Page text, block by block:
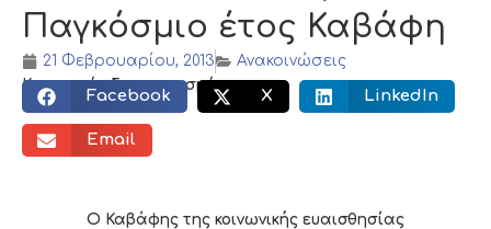
Παγκόσμιο έτος Καβάφη
21 Φεβρουαρίου, 2013
Ανακοινώσεις
Κοινωνικός διαμοιρασμός:
Facebook X LinkedIn
Email
Ο Καβάφης της κοινωνικής ευαισθησίας